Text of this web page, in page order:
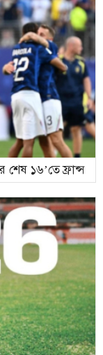
শেষ ১৬’তে ফ্রান্স